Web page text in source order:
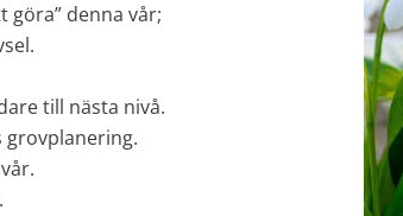
göra” denna vår;
till nästa nivå.
grovplanering.